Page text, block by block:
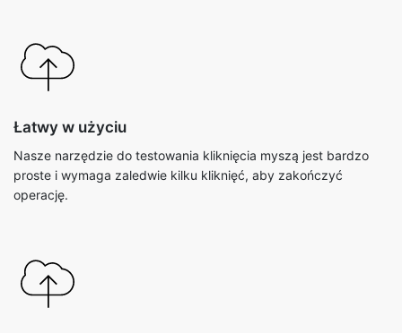
Łatwy w użyciu
Nasze narzędzie do testowania kliknięcia myszą jest bardzo
proste i wymaga zaledwie kilku kliknięć, aby zakończyć
operację.